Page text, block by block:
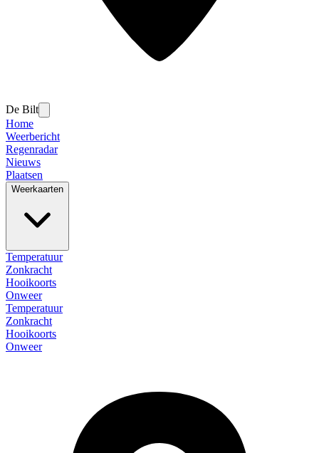
De Bilt
Home
Weerbericht
Regenradar
Nieuws
Plaatsen
Weerkaarten
Temperatuur
Zonkracht
Hooikoorts
Onweer
Temperatuur
Zonkracht
Hooikoorts
Onweer